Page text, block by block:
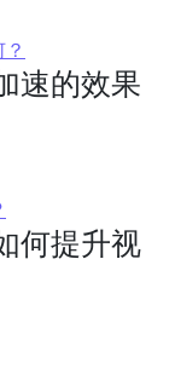
速的效果
何提升视